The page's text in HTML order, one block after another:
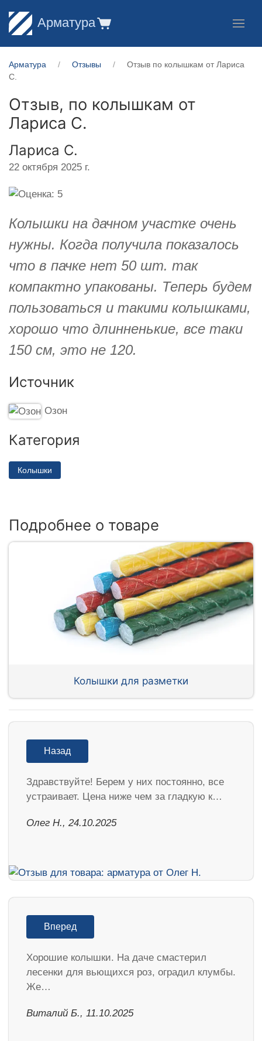
Арматура
Арматура Отзывы
Отзыв по колышкам от Лариса
С.
Отзыв, по колышкам от
Лариса С.
Лариса С.
22 октября 2025 г.
Колышки на дачном участке очень
нужны. Когда получила показалось
что в пачке нет 50 шт. так
компактно упакованы. Теперь будем
пользоваться и такими колышками,
хорошо что длинненькие, все таки
150 см, это не 120.
Источник
Озон
Категория
Колышки
Подробнее о товаре
Колышки для разметки
Назад
Здравствуйте! Берем у них постоянно, все
устраивает. Цена ниже чем за гладкую к…
Олег Н., 24.10.2025
Вперед
Хорошие колышки. На даче смастерил
лесенки для вьющихся роз, оградил клумбы.
Же…
Виталий Б., 11.10.2025